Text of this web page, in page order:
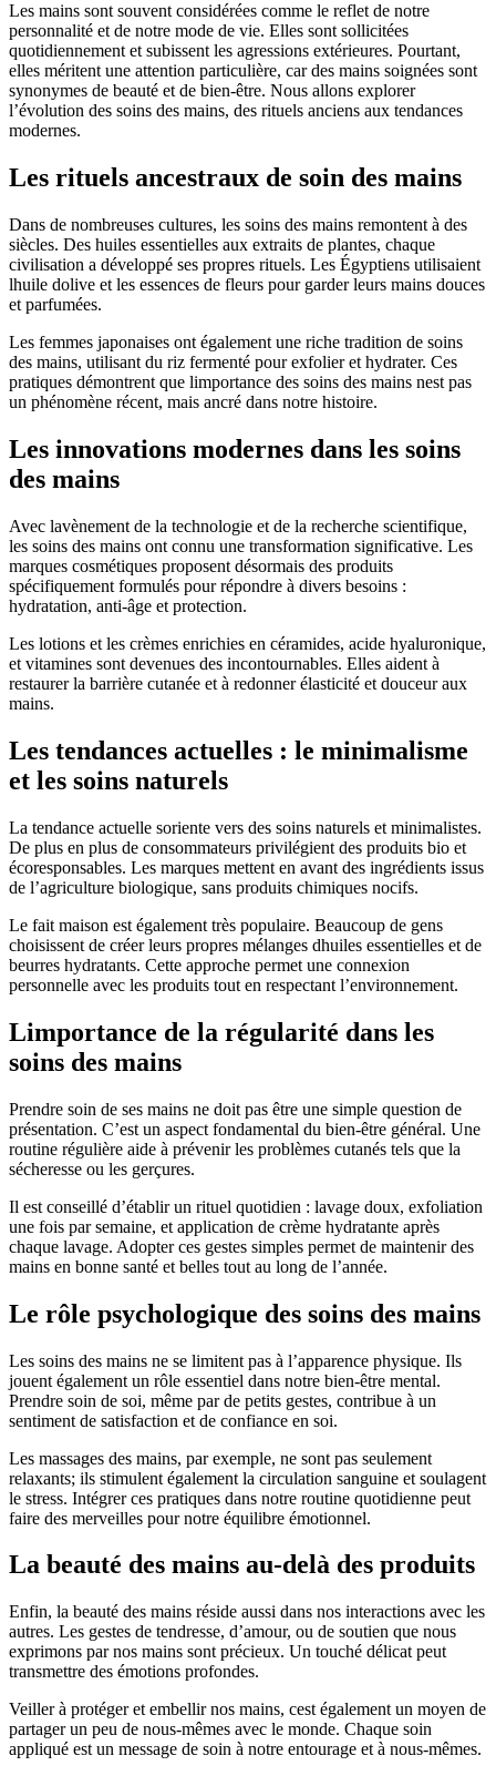
Les mains sont souvent considérées comme le reflet de notre
personnalité et de notre mode de vie. Elles sont sollicitées
quotidiennement et subissent les agressions extérieures. Pourtant,
elles méritent une attention particulière, car des mains soignées sont
synonymes de beauté et de bien-être. Nous allons explorer
l’évolution des soins des mains, des rituels anciens aux tendances
modernes.
Les rituels ancestraux de soin des mains
Dans de nombreuses cultures, les soins des mains remontent à des
siècles. Des huiles essentielles aux extraits de plantes, chaque
civilisation a développé ses propres rituels. Les Égyptiens utilisaient
lhuile dolive et les essences de fleurs pour garder leurs mains douces
et parfumées.
Les femmes japonaises ont également une riche tradition de soins
des mains, utilisant du riz fermenté pour exfolier et hydrater. Ces
pratiques démontrent que limportance des soins des mains nest pas
un phénomène récent, mais ancré dans notre histoire.
Les innovations modernes dans les soins
des mains
Avec lavènement de la technologie et de la recherche scientifique,
les soins des mains ont connu une transformation significative. Les
marques cosmétiques proposent désormais des produits
spécifiquement formulés pour répondre à divers besoins :
hydratation, anti-âge et protection.
Les lotions et les crèmes enrichies en céramides, acide hyaluronique,
et vitamines sont devenues des incontournables. Elles aident à
restaurer la barrière cutanée et à redonner élasticité et douceur aux
mains.
Les tendances actuelles : le minimalisme
et les soins naturels
La tendance actuelle soriente vers des soins naturels et minimalistes.
De plus en plus de consommateurs privilégient des produits bio et
écoresponsables. Les marques mettent en avant des ingrédients issus
de l’agriculture biologique, sans produits chimiques nocifs.
Le fait maison est également très populaire. Beaucoup de gens
choisissent de créer leurs propres mélanges dhuiles essentielles et de
beurres hydratants. Cette approche permet une connexion
personnelle avec les produits tout en respectant l’environnement.
Limportance de la régularité dans les
soins des mains
Prendre soin de ses mains ne doit pas être une simple question de
présentation. C’est un aspect fondamental du bien-être général. Une
routine régulière aide à prévenir les problèmes cutanés tels que la
sécheresse ou les gerçures.
Il est conseillé d’établir un rituel quotidien : lavage doux, exfoliation
une fois par semaine, et application de crème hydratante après
chaque lavage. Adopter ces gestes simples permet de maintenir des
mains en bonne santé et belles tout au long de l’année.
Le rôle psychologique des soins des mains
Les soins des mains ne se limitent pas à l’apparence physique. Ils
jouent également un rôle essentiel dans notre bien-être mental.
Prendre soin de soi, même par de petits gestes, contribue à un
sentiment de satisfaction et de confiance en soi.
Les massages des mains, par exemple, ne sont pas seulement
relaxants; ils stimulent également la circulation sanguine et soulagent
le stress. Intégrer ces pratiques dans notre routine quotidienne peut
faire des merveilles pour notre équilibre émotionnel.
La beauté des mains au-delà des produits
Enfin, la beauté des mains réside aussi dans nos interactions avec les
autres. Les gestes de tendresse, d’amour, ou de soutien que nous
exprimons par nos mains sont précieux. Un touché délicat peut
transmettre des émotions profondes.
Veiller à protéger et embellir nos mains, cest également un moyen de
partager un peu de nous-mêmes avec le monde. Chaque soin
appliqué est un message de soin à notre entourage et à nous-mêmes.